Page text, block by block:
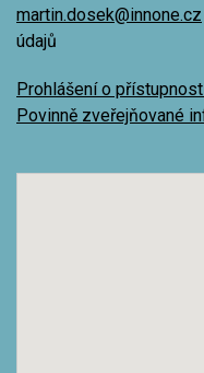
martin.dosek@innone.cz
údajů
Prohlášení o
Povinně zveřejňované